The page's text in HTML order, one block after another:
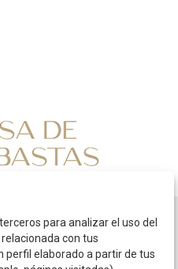
para analizar el uso del
con tus
perfil elaborado a partir de tus